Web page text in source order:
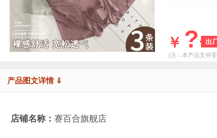
出
￥ ?
(注：本产品支持
产品图文详情 ⇓
店铺名称： 赛百合旗舰店